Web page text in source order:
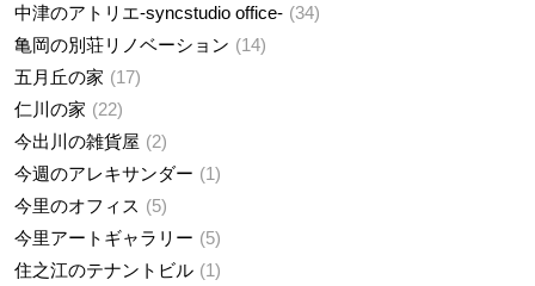
中津のアトリエ-syncstudio office- 34
亀岡の別荘リノベーション
14
五月丘の家
17
仁川の家
22
今出川の雑貨屋
2
今週のアレキサンダー
1
今里のオフィス
5
今里アートギャラリー
5
住之江のテナントビル
1